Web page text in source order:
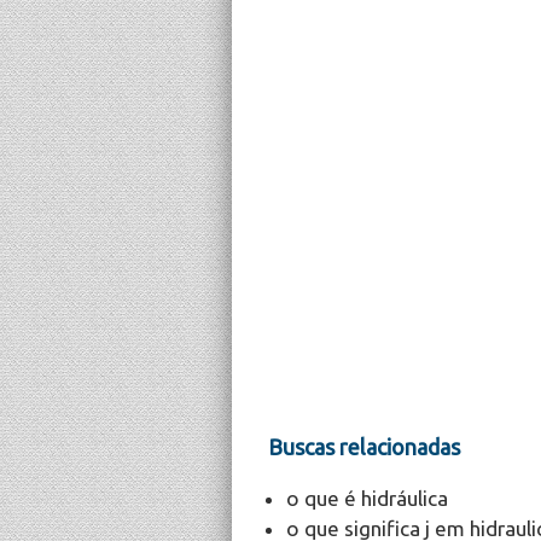
Buscas relacionadas
o que é hidráulica
o que significa j em